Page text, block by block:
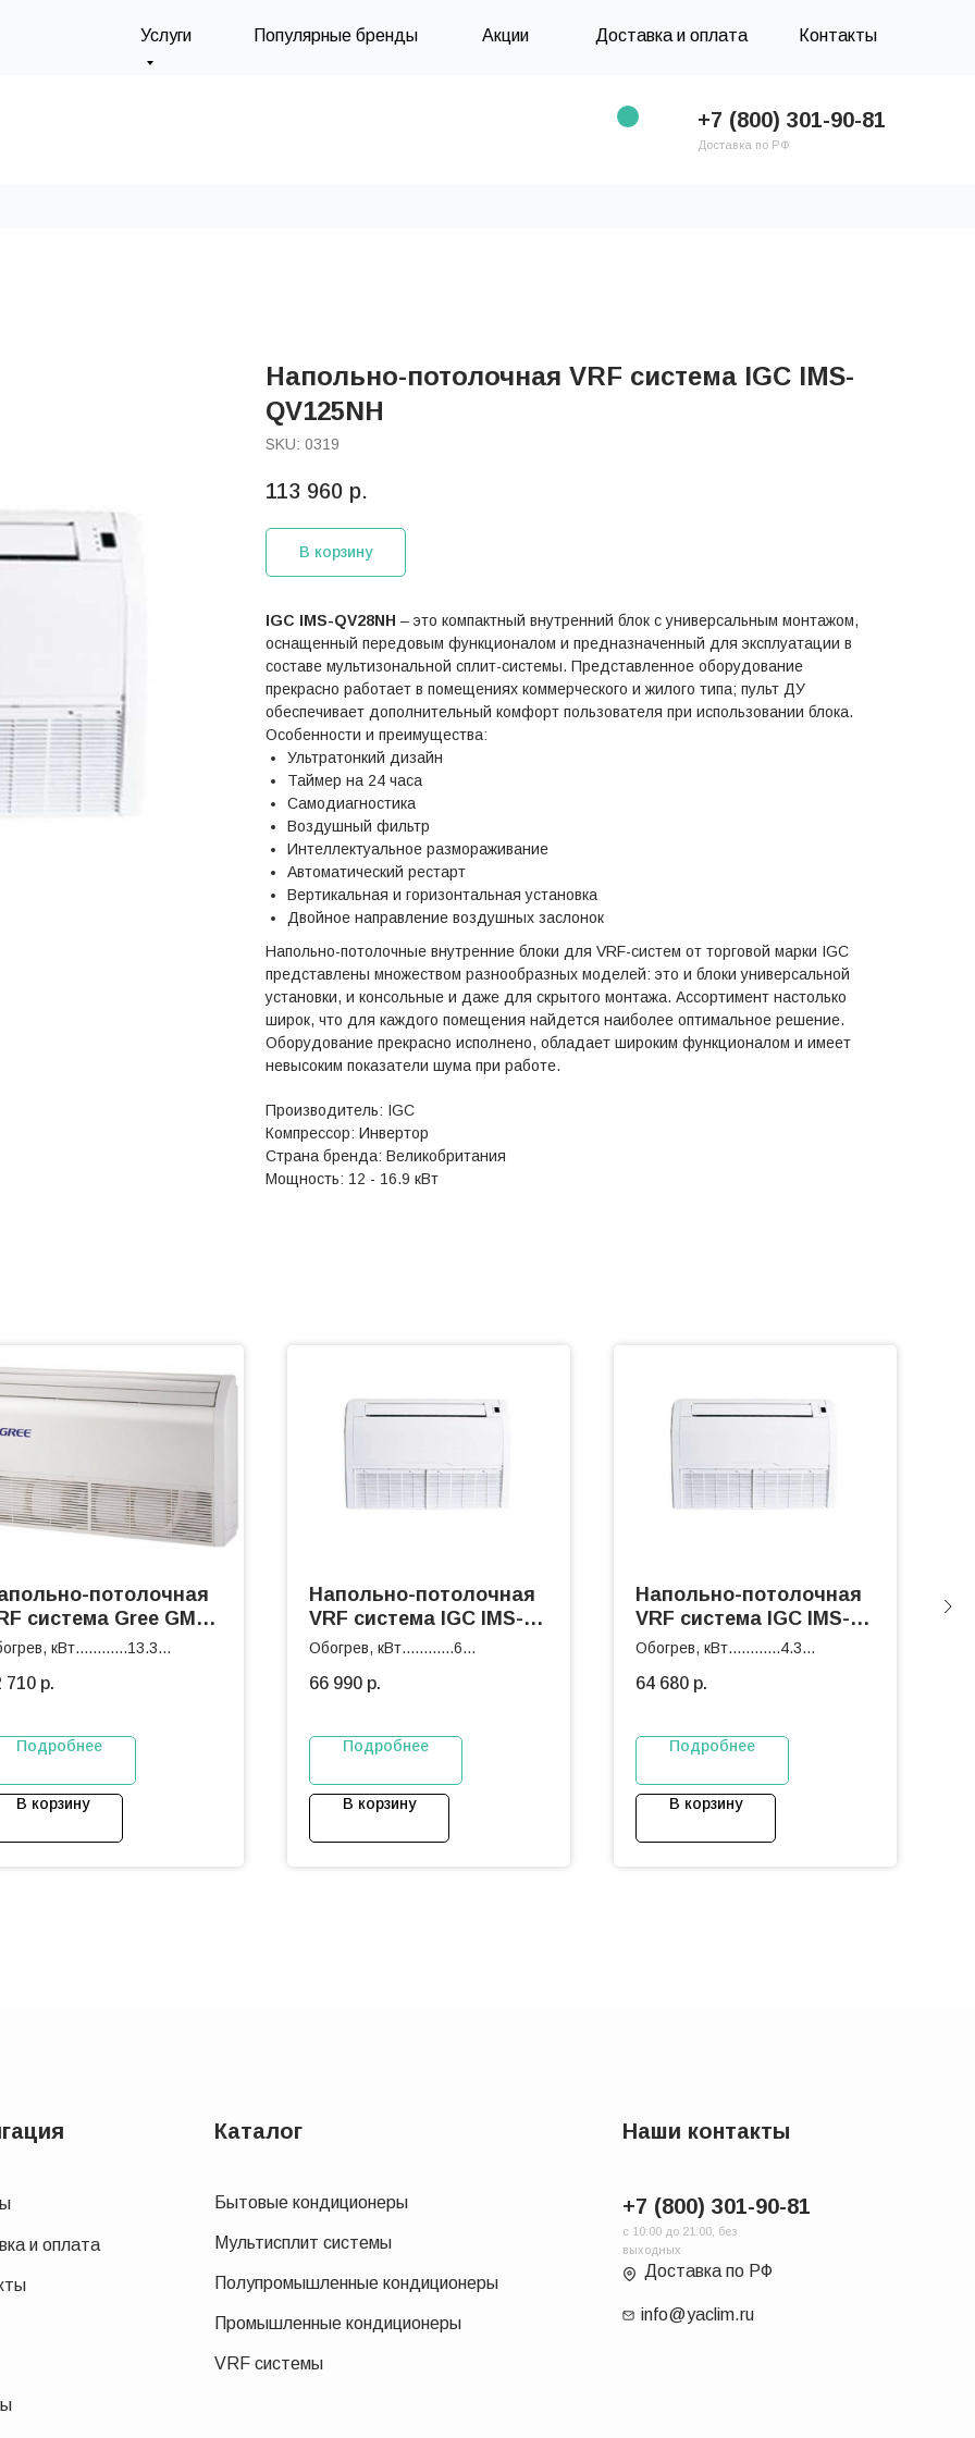
+7 (800) 301-90-81
Доставка по РФ
Услуги Акции
Популярные бренды Доставка и оплата Контакты
Напольно-потолочная VRF система IGC IMS-
QV125NH
SKU: 0319
113 960 р.
В корзину
IGC IMS-QV28NH – это компактный внутренний блок с универсальным монтажом,
оснащенный передовым функционалом и предназначенный для эксплуатации в
составе мультизональной сплит-системы. Представленное оборудование
прекрасно работает в помещениях коммерческого и жилого типа; пульт ДУ
обеспечивает дополнительный комфорт пользователя при использовании блока.
Особенности и преимущества:
Ультратонкий дизайн
Таймер на 24 часа
Самодиагностика
Воздушный фильтр
Интеллектуальное размораживание
Автоматический рестарт
Вертикальная и горизонтальная установка
Двойное направление воздушных заслонок
Напольно-потолочные внутренние блоки для VRF-систем от торговой марки IGC
представлены множеством разнообразных моделей: это и блоки универсальной
установки, и консольные и даже для скрытого монтажа. Ассортимент настолько
широк, что для каждого помещения найдется наиболее оптимальное решение.
Оборудование прекрасно исполнено, обладает широким функционалом и имеет
невысоким показатели шума при работе.
Производитель: IGC
Компрессор: Инвертор
Страна бренда: Великобритания
Мощность: 12 - 16.9 кВт
потолочная
система Gree GMV-
NaB-K
кВт............13.3
710 р.
Подробнее
В корзину
Напольно-потолочная
VRF система IGC IMS-
QV56NH
Обогрев, кВт............6
66 990 р.
Подробнее
В корзину
Напольно-потолочная
VRF система IGC IMS-
QV36NH
Обогрев, кВт............4.3
64 680 р.
Подробнее
В корзину
и оплата
Каталог
Бытовые кондиционеры
Мультисплит системы
Полупромышленные кондиционеры
Промышленные кондиционеры
VRF системы
info@yaclim.ru
Доставка по РФ
Наши контакты
+7 (800) 301-90-81
с 10:00 до 21:00, без
выходных